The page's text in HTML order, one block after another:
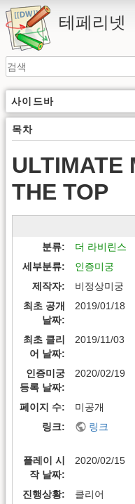
테페리넷
사이드바
목차
ULTIMATE
THE TOP
분류
더 라비린스
세부분류
인증미궁
제작자
비정상미궁
최초 공개
날짜
2019/01/18
최초 클리
어 날짜
2019/11/03
인증미궁
등록 날짜
2020/02/19
페이지 수
미공개
링크
링크
플레이 시
작 날짜
2020/02/15
진행상황
클리어